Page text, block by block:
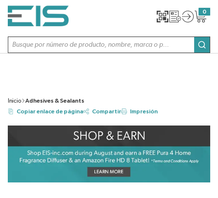
SALTAR AL CONTENIDO PRINCIPAL
Búsqueda de sitio
0
{0}
Inicio
Adhesives & Sealants
Copiar enlace de página
Compartir Impresión